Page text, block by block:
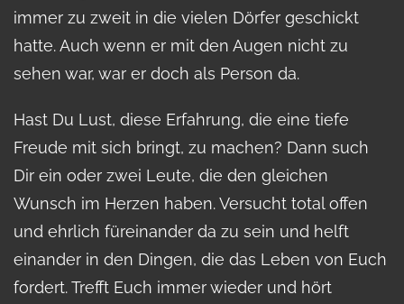
immer zu zweit in die vielen Dörfer geschickt
hatte. Auch wenn er mit den Augen nicht zu
sehen war, war er doch als Person da.
Hast Du Lust, diese Erfahrung, die eine tiefe
Freude mit sich bringt, zu machen? Dann such
Dir ein oder zwei Leute, die den gleichen
Wunsch im Herzen haben. Versucht total offen
und ehrlich füreinander da zu sein und helft
einander in den Dingen, die das Leben von Euch
fordert. Trefft Euch immer wieder und hört